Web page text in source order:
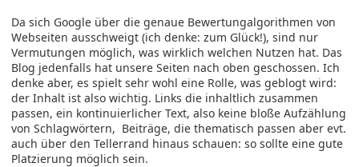
Da sich Google über die genaue Bewertungalgorithmen von
Webseiten ausschweigt (ich denke: zum Glück!), sind nur
Vermutungen möglich, was wirklich welchen Nutzen hat. Das
Blog jedenfalls hat unsere Seiten nach oben geschossen. Ich
denke aber, es spielt sehr wohl eine Rolle, was geblogt wird:
der Inhalt ist also wichtig. Links die inhaltlich zusammen
passen, ein kontinuierlicher Text, also keine bloße Aufzählung
von Schlagwörtern, Beiträge, die thematisch passen aber evt.
auch über den Tellerrand hinaus schauen: so sollte eine gute
Platzierung möglich sein.